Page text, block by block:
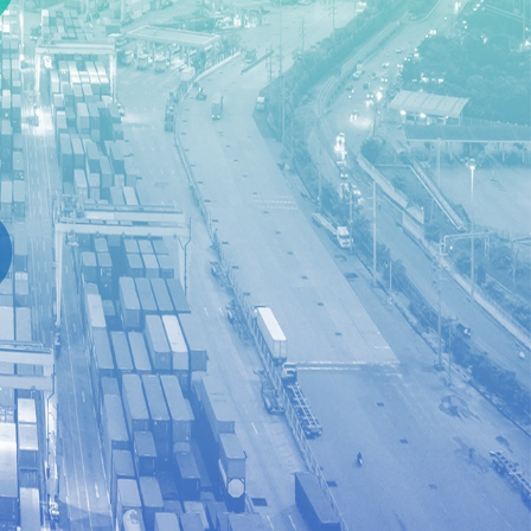
SH
Online
Modelo
de
Dados
Informação
Aduaneira